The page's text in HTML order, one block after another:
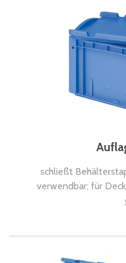
schließt
verwendbar; für